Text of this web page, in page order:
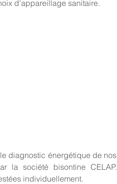
d’appareillage sanitaire.
diagnostic énergétique de nos
la société bisontine CELAP.
individuellement.